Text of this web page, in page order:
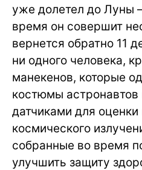
уже долетел до Луны
время он совершит
вернется обратно 11
ни одного человека,
манекенов, которые
костюмы
датчиками для
космического
собранные во время
улучшить защиту